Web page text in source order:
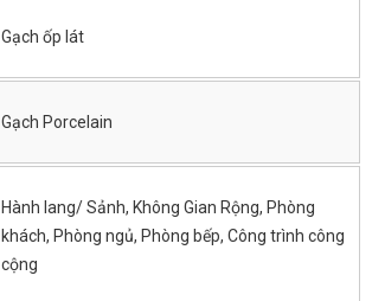
Gạch ốp lát
Gạch Porcelain
Hành lang/ Sảnh, Không Gian Rộng, Phòng
khách, Phòng ngủ, Phòng bếp, Công trình công
cộng